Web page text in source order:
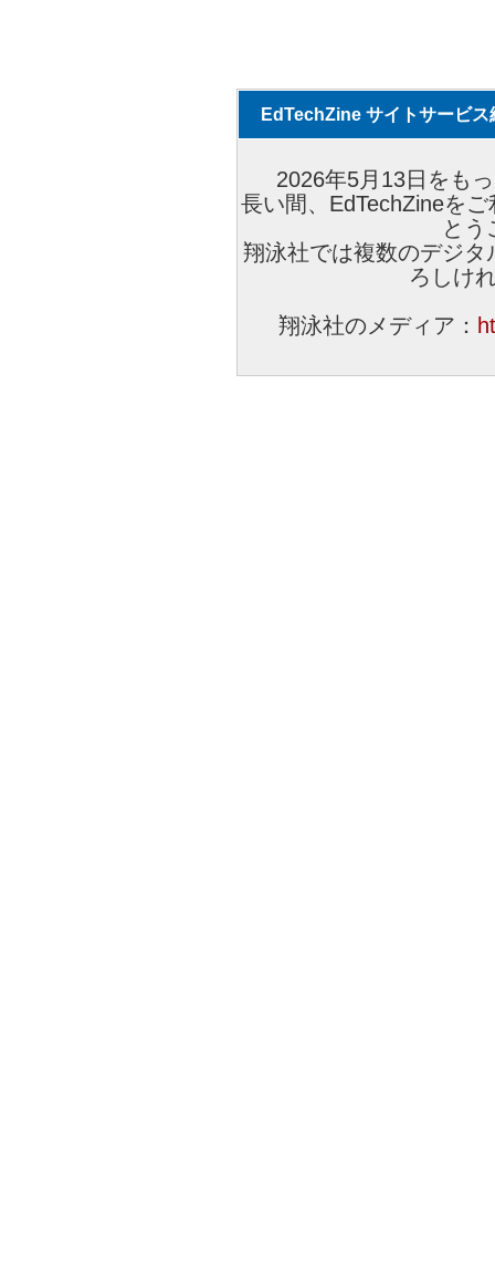
EdTechZine サイトサービス
2026年5月13日をも
長い間、EdTechZineを
とう
翔泳社では複数のデジ
ろしけ
翔泳社のメディア：